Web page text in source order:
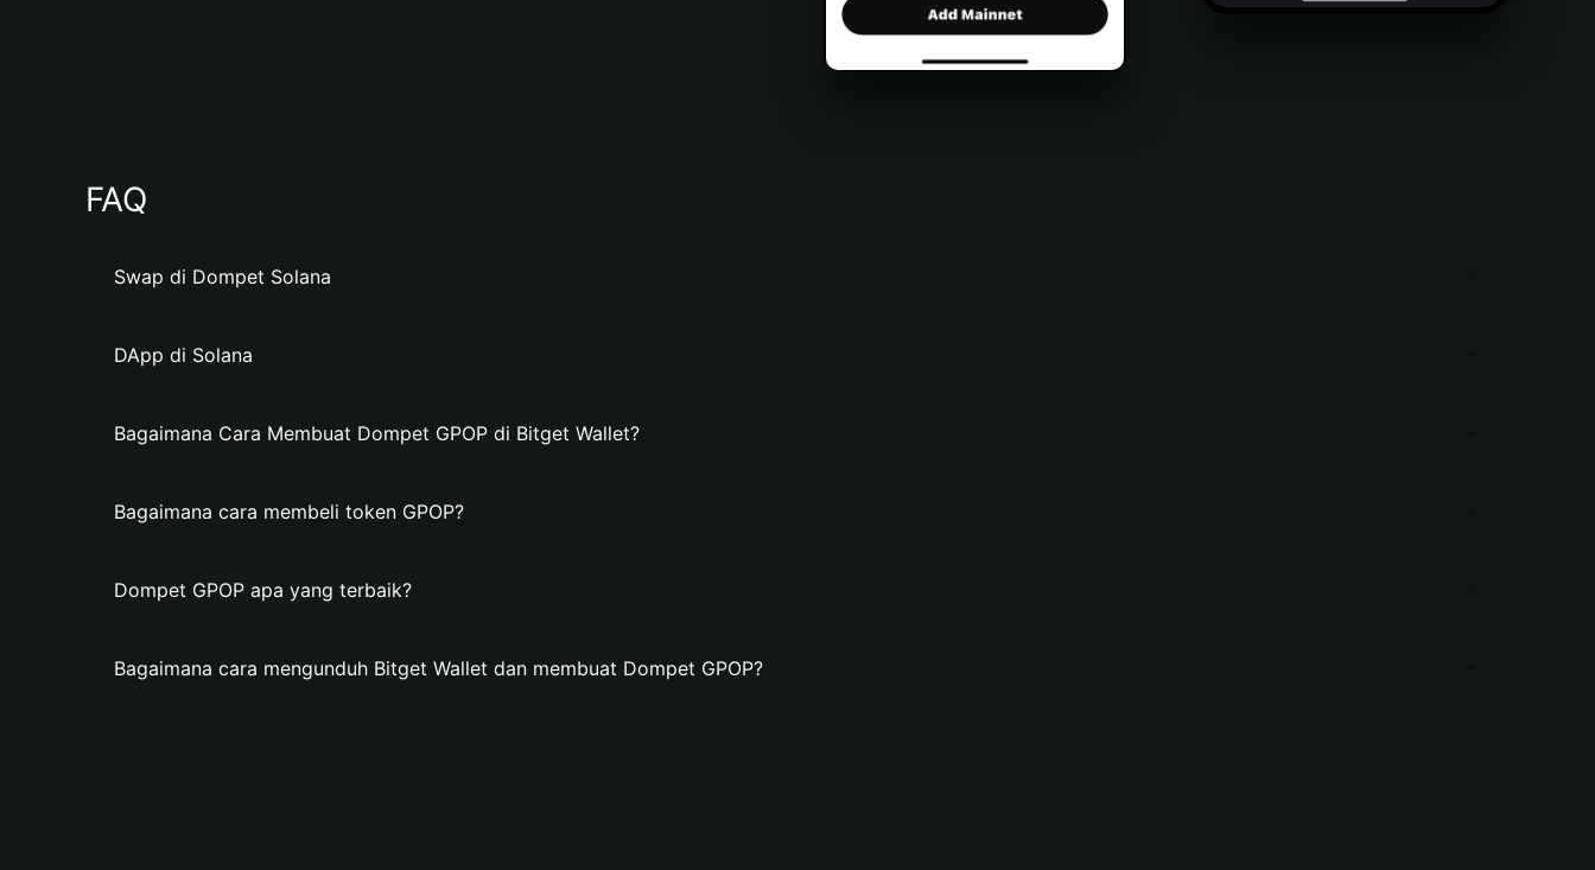
FAQ
Swap di Dompet Solana
DApp di Solana
Bagaimana Cara Membuat Dompet GPOP di Bitget Wallet?
Bagaimana cara membeli token GPOP?
Dompet GPOP apa yang terbaik?
Bagaimana cara mengunduh Bitget Wallet dan membuat Dompet GPOP?